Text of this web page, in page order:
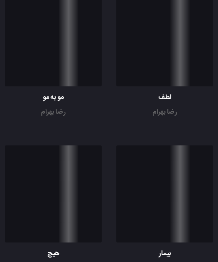
لطف
رضا بهرام
مو به مو
رضا بهرام
بیمار
هیچ